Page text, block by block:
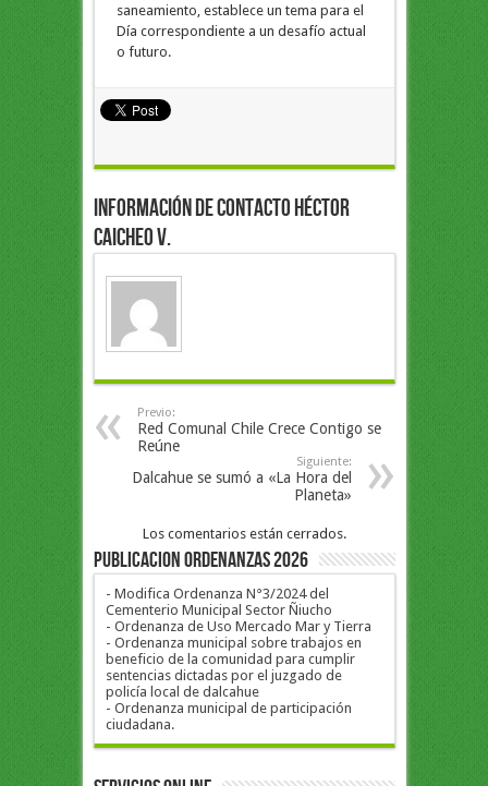
saneamiento, establece un tema para el
Día correspondiente a un desafío actual
o futuro.
Información de Contacto Héctor
Caicheo V.
Previo:
Red Comunal Chile Crece Contigo se
Reúne
Siguiente:
Dalcahue se sumó a «La Hora del
Planeta»
Los comentarios están cerrados.
PUBLICACION ORDENANZAS 2026
- Modifica Ordenanza N°3/2024 del
Cementerio Municipal Sector Ñiucho
- Ordenanza de Uso Mercado Mar y Tierra
- Ordenanza municipal sobre trabajos en
beneficio de la comunidad para cumplir
sentencias dictadas por el juzgado de
policía local de dalcahue
- Ordenanza municipal de participación
ciudadana.